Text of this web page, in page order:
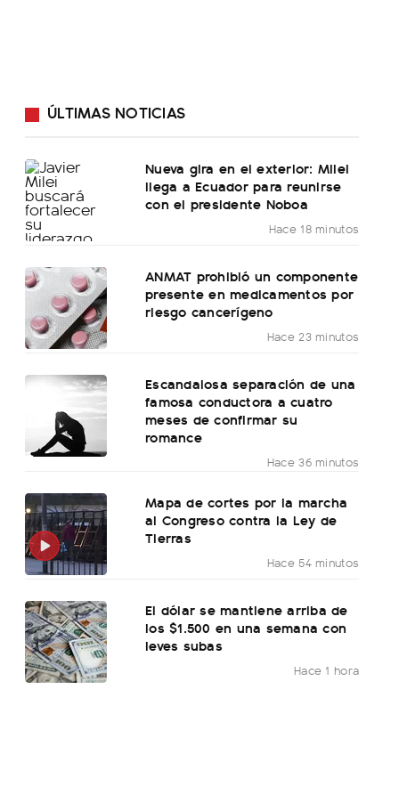
ÚLTIMAS NOTICIAS
Nueva gira en el exterior: Milei
llega a Ecuador para reunirse
con el presidente Noboa
Hace 18 minutos
ANMAT prohibió un componente
presente en medicamentos por
riesgo cancerígeno
Hace 23 minutos
Escandalosa separación de una
famosa conductora a cuatro
meses de confirmar su
romance
Hace 36 minutos
Mapa de cortes por la marcha
al Congreso contra la Ley de
Tierras
Hace 54 minutos
El dólar se mantiene arriba de
los $1.500 en una semana con
leves subas
Hace 1 hora